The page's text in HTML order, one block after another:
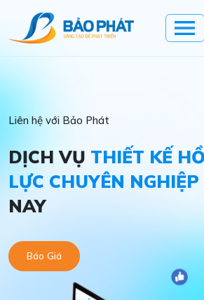
Liên hệ với Bảo Phát
DỊCH VỤ THIẾT KẾ
LỰC CHUYÊN NGHIỆP
NAY
Báo Giá